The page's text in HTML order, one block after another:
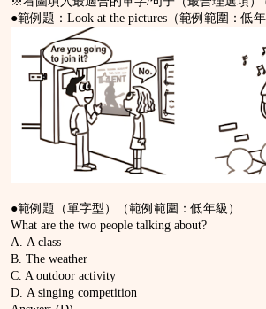
●範例題：Look at the pictures（範例範圍：低年
●範例題（單字型）（範例範圍：低年級）
What are the two people talking about?
A. A class
B. The weather
C. A outdoor activity
D. A singing competition